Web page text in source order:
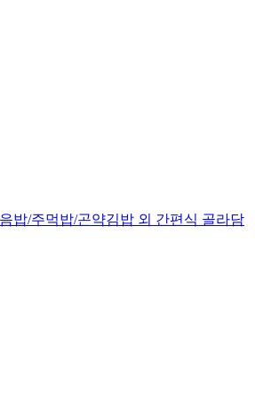
밥/주먹밥/곤약김밥 외 간편식 골라담